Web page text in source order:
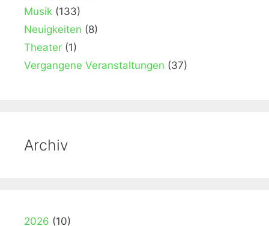
Musik (133)
Neuigkeiten (8)
Theater (1)
Vergangene Veranstaltungen (37)
Archiv
2026 (10)